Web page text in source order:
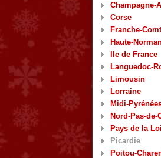
Champagne-
Corse
Franche-
Haute-
Ile de France
Languedoc-
Limousin
Lorraine
Midi-
Nord-Pas-de-
Pays de la
Picardie
Poitou-